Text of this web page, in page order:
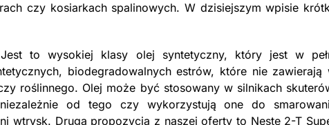
czy kosiarkach spalinowych. W dzisiejszym wpisie
to wysokiej klasy olej syntetyczny, który jest w
biodegradowalnych estrów, które nie zawierają
roślinnego. Olej może być stosowany w silnikach
od tego czy wykorzystują one do
wtrysk. Druga propozycja z naszej oferty to Neste 2-T